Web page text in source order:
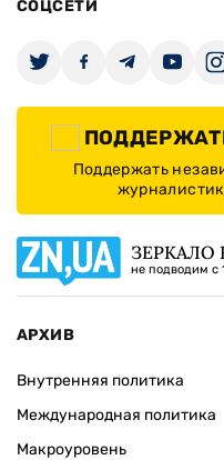
СОЦСЕТИ
Поддержать
ЗЕРКАЛО
не подводим с
АРХИВ
Внутренняя политика
Международная политика
Макроуровень